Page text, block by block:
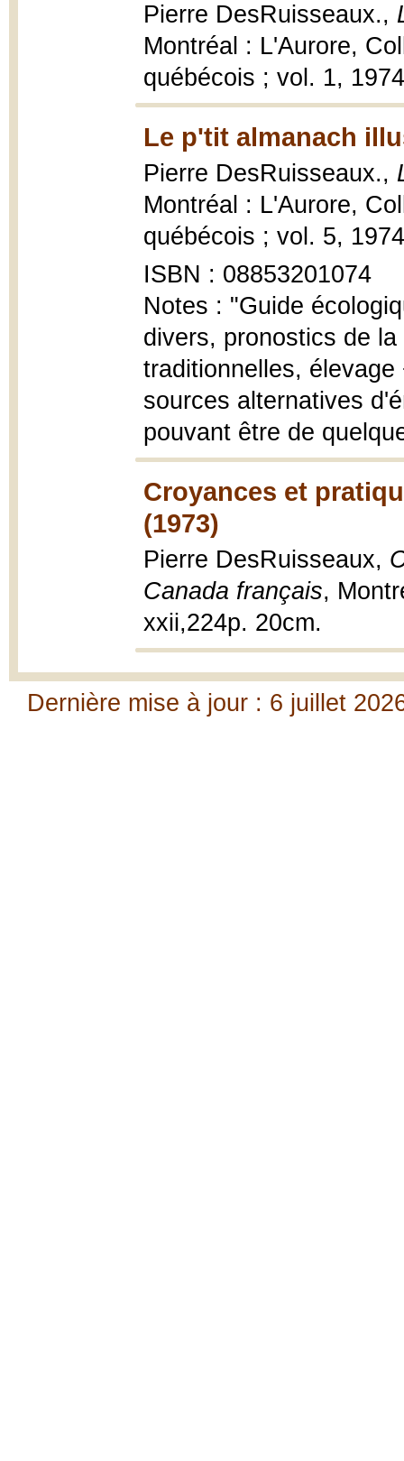
Pierre DesRuisseaux.,
Montréal : L'Aurore,
québécois ; vol. 1,
Le p'tit almanach
Pierre DesRuisseaux.,
Montréal : L'Aurore,
québécois ; vol. 5,
ISBN : 08853201074
Notes : "Guide
divers, pronostics de
traditionnelles,
sources alternatives
pouvant être de
Croyances et
(1973)
Pierre DesRuisseaux,
Canada français,
xxii,224p. 20cm.
Dernière mise à jour : 6 juillet